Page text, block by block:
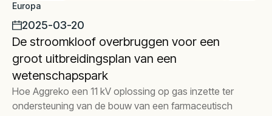
Europa
2025-03-20
De stroomkloof overbruggen voor een
groot uitbreidingsplan van een
wetenschapspark
Hoe Aggreko een 11 kV oplossing op gas inzette ter
ondersteuning van de bouw van een farmaceutisch